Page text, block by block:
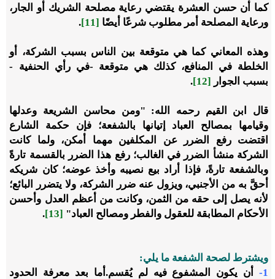
كما أن حسن العشرة يقتضي رعاية مصلحة الشريك أو الجار،
ورعاية المصلحة أمر مطلوب شرعًا أيضًا [11]
.
وهذه المعاني كما هي متوقعة بين الناس بسبب الشركة، أو
الخلطة في المنافع، كذلك هي متوقعة -في رأي الحنفية -
بسبب الجوار [12]
.
قال ابن القيم رحمه الله: "ومن محاسن الشريعة وعدلها
وقيامها بمصالح العباد إتيانها بالشفعة؛ فإن حكمة الشارع
اقتضت رفع الضرر عن المكلفين مهما أمكن، ولما كانت
الشركة منشأ الضرر في الغالب؛ رفع هذا الضرر بالقسمة تارةً
وبالشفعة تارةً، فإذا أراد بيع نصيبه وأخذ عوضه؛ كان شريكه
أحقَّ به من الأجنبي، ويزول عنه ضرر الشركة، ولا يتضرر البائع؛
لأنه يصل إلى حقه من الثمن، وكانت من أعظم العدل وأحسن
الأحكام المطابقة للعقول والفطر ومصالح العباد" [13]
.
ويشترط لصحة الشفعة ما يلي:
1-
أن يكون المشفوع فيه لم يُقسم.أما بعد معرفة الحدود